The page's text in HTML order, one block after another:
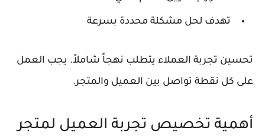
تهدف لحل مشكلة محددة بسرعة
تحسين تجربة العملاء يتطلب نهجاً شاملاً. يجب العمل
على كل نقطة تواصل بين العميل والمتجر.
أهمية تخصيص تجربة العميل لمتجر